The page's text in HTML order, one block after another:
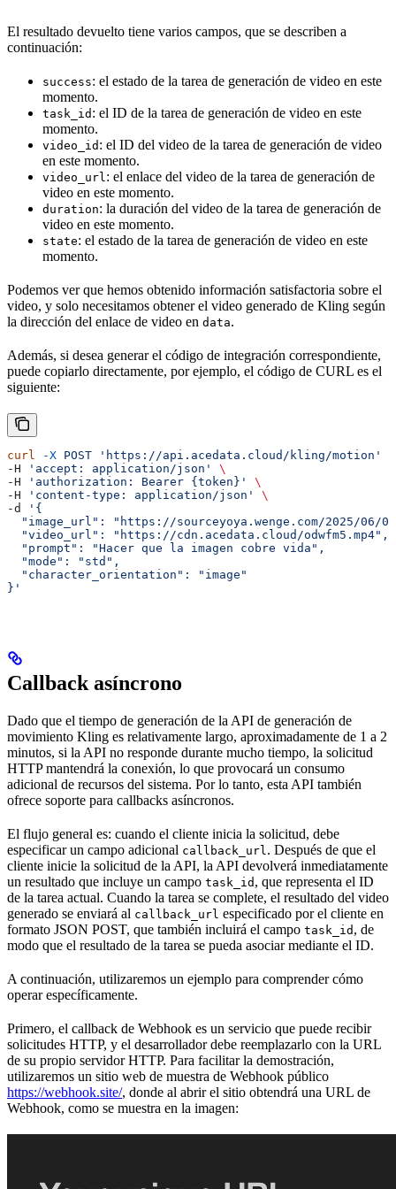
El resultado devuelto tiene varios campos, que se describen a
continuación:
success: el estado de la tarea de generación de video en este
momento.
task_id : el ID de la tarea de generación de video en este
momento.
video_id : el ID del video de la tarea de generación de video
en este momento.
video_url : el enlace del video de la tarea de generación de
video en este momento.
duration: la duración del video de la tarea de generación de
video en este momento.
state: el estado de la tarea de generación de video en este
momento.
Podemos ver que hemos obtenido información satisfactoria sobre el
video, y solo necesitamos obtener el video generado de Kling según
la dirección del enlace de video en data.
Además, si desea generar el código de integración correspondiente,
puede copiarlo directamente, por ejemplo, el código de CURL es el
siguiente:
curl -X POST 'https://api.acedata.cloud/kling/motion'
-H
'accept: application/json'
\
-H
'authorization: Bearer {token}'
\
-H
'content-type: application/json'
\
-d
'{
"image_url": "https://sourceyoya.wenge.com/2025/06/
  "video_url": "https://cdn.acedata.cloud/odwfm5.mp4",
  "prompt": "Hacer que la imagen cobre vida",
  "mode": "std",
  "character_orientation": "image"
}'
Callback asíncrono
Dado que el tiempo de generación de la API de generación de
movimiento Kling es relativamente largo, aproximadamente de 1 a 2
minutos, si la API no responde durante mucho tiempo, la solicitud
HTTP mantendrá la conexión, lo que provocará un consumo
adicional de recursos del sistema. Por lo tanto, esta API también
ofrece soporte para callbacks asíncronos.
El flujo general es: cuando el cliente inicia la solicitud, debe
especificar un campo adicional callback_url . Después de que el
cliente inicie la solicitud de la API, la API devolverá inmediatamente
un resultado que incluye un campo task_id , que representa el ID
de la tarea actual. Cuando la tarea se complete, el resultado del video
generado se enviará al callback_url especificado por el cliente en
formato JSON POST, que también incluirá el campo task_id , de
modo que el resultado de la tarea se pueda asociar mediante el ID.
A continuación, utilizaremos un ejemplo para comprender cómo
operar específicamente.
Primero, el callback de Webhook es un servicio que puede recibir
solicitudes HTTP, y el desarrollador debe reemplazarlo con la URL
de su propio servidor HTTP. Para facilitar la demostración,
utilizaremos un sitio web de muestra de Webhook público
https://webhook.site/, donde al abrir el sitio obtendrá una URL de
Webhook, como se muestra en la imagen: